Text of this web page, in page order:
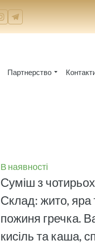
Партнерство
В наявності
Суміш з
Склад: жито, яра
пожиня гречка.
кисіль та каша,